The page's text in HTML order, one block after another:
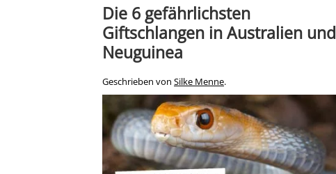
Die 6 gefährlichsten
Giftschlangen in Australien und
Neuguinea
Geschrieben von Silke Menne.